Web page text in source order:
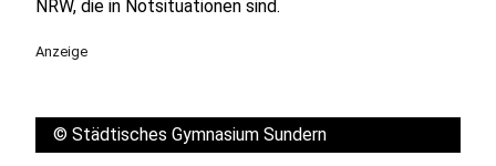
NRW, die in Notsituationen sind.
Anzeige
© Städtisches Gymnasium Sundern